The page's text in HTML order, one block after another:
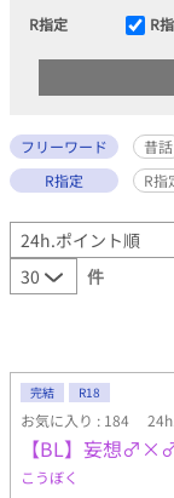
R指定 R
フリーワード
昔話
R指定
R指
件
完結 R18
お気に入り : 184
【BL】妄想
こうぼく